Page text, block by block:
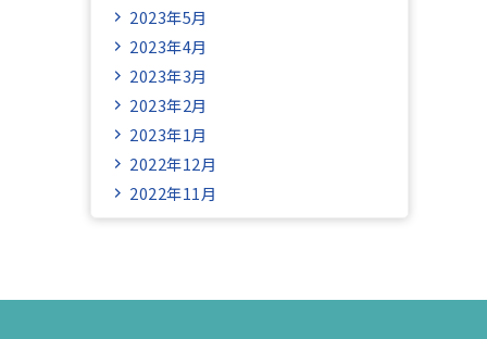
2023年5月
2023年4月
2023年3月
2023年2月
2023年1月
2022年12月
2022年11月